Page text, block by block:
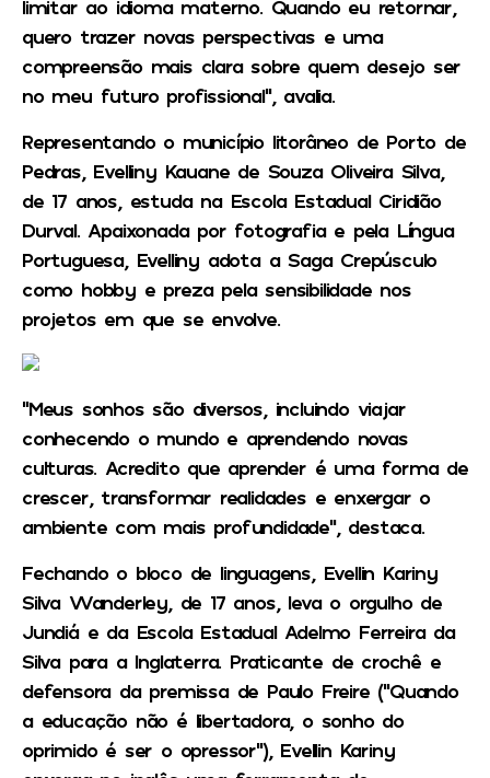
limitar ao idioma materno. Quando eu retornar,
quero trazer novas perspectivas e uma
compreensão mais clara sobre quem desejo ser
no meu futuro profissional”, avalia.
Representando o município litorâneo de Porto de
Pedras, Evelliny Kauane de Souza Oliveira Silva,
de 17 anos, estuda na Escola Estadual Ciridião
Durval. Apaixonada por fotografia e pela Língua
Portuguesa, Evelliny adota a Saga Crepúsculo
como hobby e preza pela sensibilidade nos
projetos em que se envolve.
“Meus sonhos são diversos, incluindo viajar
conhecendo o mundo e aprendendo novas
culturas. Acredito que aprender é uma forma de
crescer, transformar realidades e enxergar o
ambiente com mais profundidade”, destaca.
Fechando o bloco de linguagens, Evellin Kariny
Silva Wanderley, de 17 anos, leva o orgulho de
Jundiá e da Escola Estadual Adelmo Ferreira da
Silva para a Inglaterra. Praticante de crochê e
defensora da premissa de Paulo Freire (“Quando
a educação não é libertadora, o sonho do
oprimido é ser o opressor”), Evellin Kariny